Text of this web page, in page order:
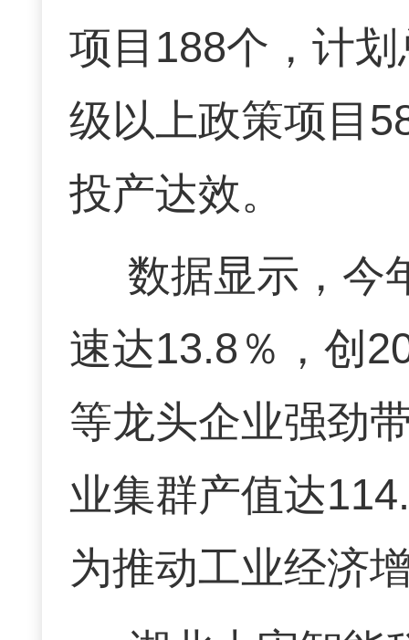
项目188个，计
级以上政策项目
投产达效。
数据显示，今
速达13.8％，创
等龙头企业强劲
业集群产值达
为推动工业经济